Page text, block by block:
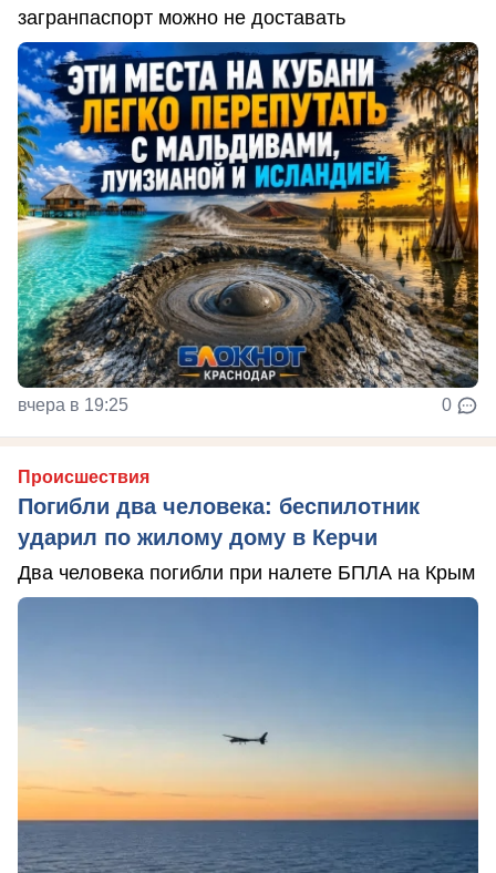
загранпаспорт можно не доставать
вчера в 19:25 0
Происшествия
Погибли два человека: беспилотник
ударил по жилому дому в Керчи
Два человека погибли при налете БПЛА на Крым